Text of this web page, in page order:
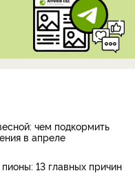
чем подкормить
в апреле
13 главных причин